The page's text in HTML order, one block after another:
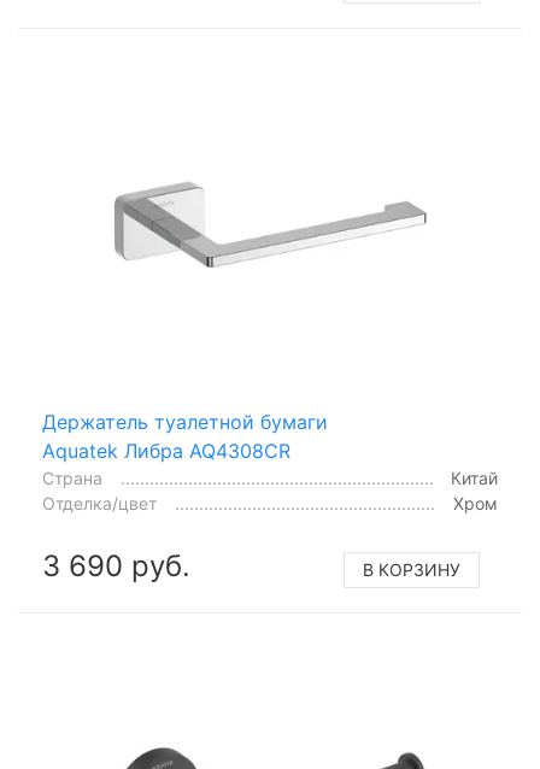
Держатель туалетной бумаги
Aquatek Либра AQ4308CR
Страна
Китай
Отделка/цвет
Хром
3 690 руб. В КОРЗИНУ